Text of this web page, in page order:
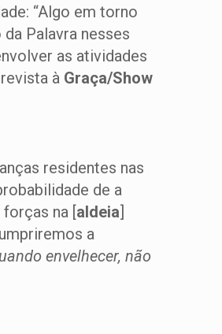
“Algo em torno
Palavra nesses
as atividades
à Graça/Show
residentes nas
de a
na [aldeia]
a
envelhecer, não